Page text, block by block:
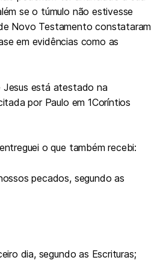
se o túmulo não estivesse
Novo Testamento constataram
em evidências como as
Jesus está atestado na
por Paulo em 1Coríntios
o que também recebi:
pecados, segundo as
dia, segundo as Escrituras;